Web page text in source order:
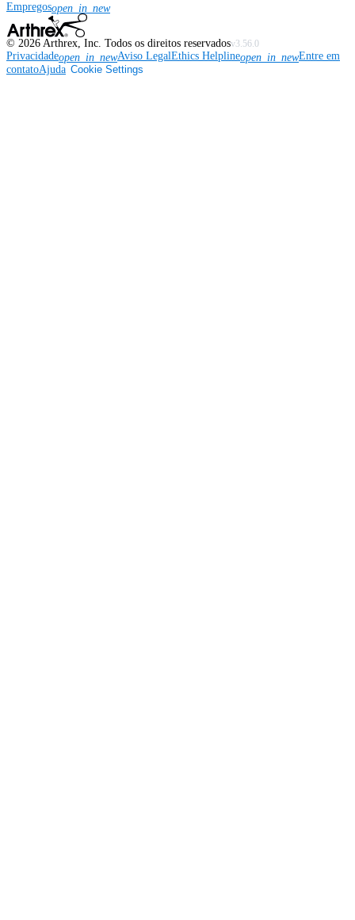
Empregosopen_in_new
© 2026 Arthrex, Inc. Todos os direitos reservadosv3.56.0
Privacidadeopen_in_newAviso LegalEthics Helplineopen_in_newEntre em
contatoAjuda Cookie Settings